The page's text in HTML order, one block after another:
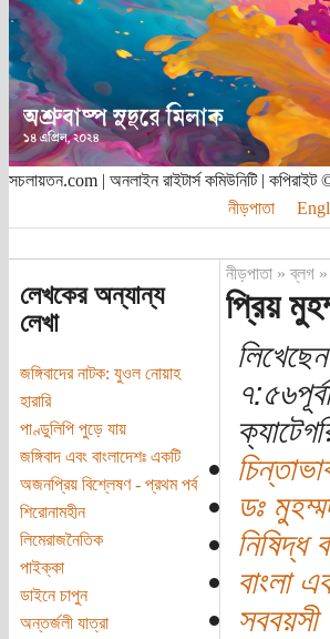
সচলায়তন.com | অনলাইন রাইটার্স কমিউনিটি |
নীড়পাতা
লেখকের অন্যান্য
লেখা
জঙ্গিবাদের নাটক: যুওল নোয়াহ
হারারি
পাণ্ডুলিপি পুড়ে যায়
জঙ্গিবাদ এবং বাংলাদেশঃ একটি
অজনপ্রিয় বিশ্লেষণ - প্রথম পর্ব
শিরোনামহীন
লিমেরাজনৈতিক
পাইক্কা
ডাইনে চাপুন
অন্তর্জলী যাত্রা
নীড়পাতা»ব্লগ»
প্রিয়
ডঃ
নিষিদ্ধ
বাংলা
সববয়সী